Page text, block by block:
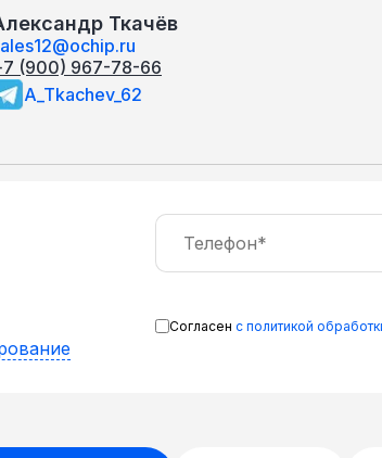
Ткачёв
(900) 967-78-66
A_Tkachev_62
Согласен с политикой